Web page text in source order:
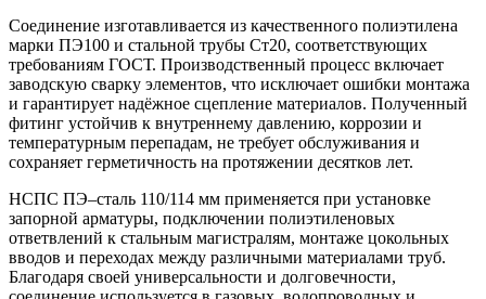
Соединение изготавливается из качественного полиэтилена
марки ПЭ100 и стальной трубы Ст20, соответствующих
требованиям ГОСТ. Производственный процесс включает
заводскую сварку элементов, что исключает ошибки монтажа
и гарантирует надёжное сцепление материалов. Полученный
фитинг устойчив к внутреннему давлению, коррозии и
температурным перепадам, не требует обслуживания и
сохраняет герметичность на протяжении десятков лет.
НСПС ПЭ–сталь 110/114 мм применяется при установке
запорной арматуры, подключении полиэтиленовых
ответвлений к стальным магистралям, монтаже цокольных
вводов и переходах между различными материалами труб.
Благодаря своей универсальности и долговечности,